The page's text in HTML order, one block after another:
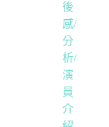
後
感/
分
析/
演
員
介